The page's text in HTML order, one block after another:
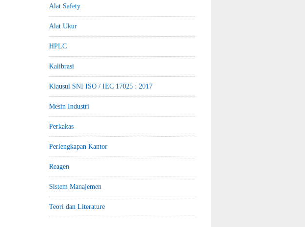
Alat Safety
Alat Ukur
HPLC
Kalibrasi
Klausul SNI ISO / IEC 17025 : 2017
Mesin Industri
Perkakas
Perlengkapan Kantor
Reagen
Sistem Manajemen
Teori dan Literature